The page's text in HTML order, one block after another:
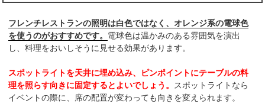
フレンチレストランの照明は白色ではなく、オレンジ系の電球色
を使うのがおすすめです。 電球色は温かみのある雰囲気を演出
し、料理をおいしそうに見せる効果があります。
スポットライトを天井に埋め込み、ピンポイントにテーブルの料
理を照らす向きに固定するとよいでしょう。 スポットライトなら
イベントの際に、席の配置が変わっても向きを変えられます。